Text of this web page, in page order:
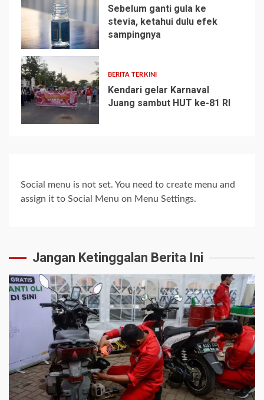
4
Sebelum ganti gula ke
stevia, ketahui dulu efek
sampingnya
BERITA TERKINI
Kendari gelar Karnaval
Juang sambut HUT ke-81 RI
Social menu is not set. You need to create menu and
assign it to Social Menu on Menu Settings.
Jangan Ketinggalan Berita Ini